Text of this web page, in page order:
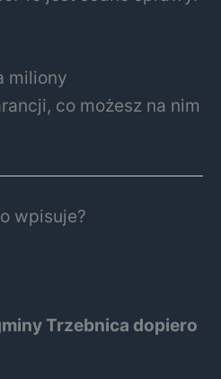
miliony
co możesz na nim
wpisuje?
Trzebnica dopiero